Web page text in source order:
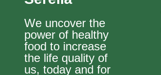
We uncover the
power of healthy
food to increase
the life quality of
us, today and for